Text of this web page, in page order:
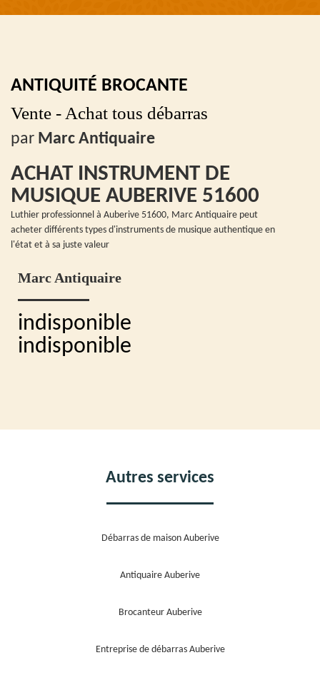
ANTIQUITÉ BROCANTE
Vente - Achat tous débarras
par Marc Antiquaire
ACHAT INSTRUMENT DE
MUSIQUE AUBERIVE 51600
Luthier professionnel à Auberive 51600, Marc Antiquaire peut
acheter différents types d'instruments de musique authentique en
l'état et à sa juste valeur
Marc Antiquaire
indisponible
indisponible
Autres services
Débarras de maison Auberive
Antiquaire Auberive
Brocanteur Auberive
Entreprise de débarras Auberive